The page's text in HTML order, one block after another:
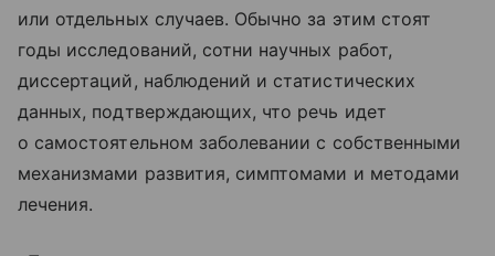
или отдельных случаев. Обычно за этим стоят
годы исследований, сотни научных работ,
диссертаций, наблюдений и статистических
данных, подтверждающих, что речь идет
о самостоятельном заболевании с собственными
механизмами развития, симптомами и методами
лечения.